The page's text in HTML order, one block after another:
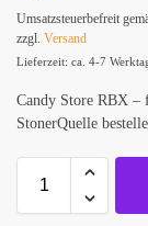
Umsatzsteuerbefreit
zzgl. Versand
Lieferzeit: ca. 4-7
Candy Store RBX –
StonerQuelle